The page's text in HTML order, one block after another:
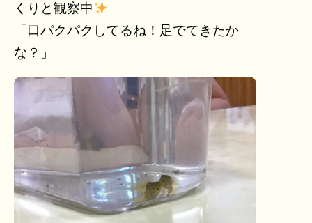
くりと観察中
「口パクパクしてるね！足でてきたか
な？」